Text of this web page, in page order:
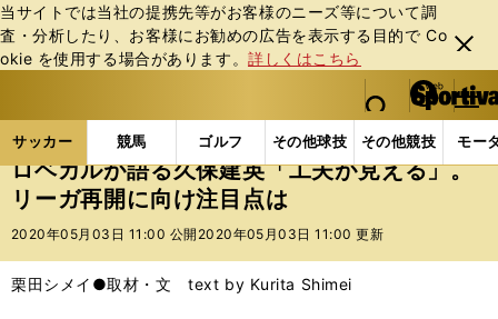
当サイトでは当社の提携先等がお客様のニーズ等について調
査・分析したり、お客様にお勧めの広告を表⽰する⽬的で Co
okie を使⽤する場合があります。詳しくはこちら
閉じ
る
web Sportiva (webスポルティーバ)
検索
マイペ
ー
ジ
メニュ
サッカー 競馬 ゴルフ その他球技 その他競技 モー
ス
ポ
ル
バ
サッカーの記事一覧 海外サッカー 海外サッカー
ロベカルが語る久保建英「工夫が見える」。
リーガ再開に向け注目点は
2020年05月03日 11:00 公開 2020年05月03日 11:00 更新
栗田シメイ●取材・文 text by Kurita Shimei